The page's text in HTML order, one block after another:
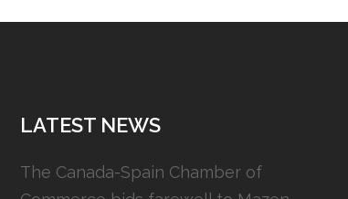
LATEST NEWS
The Canada-Spain Chamber of